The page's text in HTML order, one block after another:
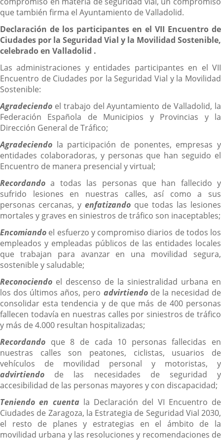
que también firma el Ayuntamiento de Valladolid.
Declaración de los participantes en el VII Encuentro de
Ciudades por la Seguridad Vial y la Movilidad Sostenible,
celebrado en Valladolid .
Las administraciones y entidades participantes en el VII
Encuentro de Ciudades por la Seguridad Vial y la Movilidad
Sostenible:
Agradeciendo el trabajo del Ayuntamiento de Valladolid, la
Federación Española de Municipios y Provincias y la
Dirección General de Tráfico;
Agradeciendo la participación de ponentes, empresas y
entidades colaboradoras, y personas que han seguido el
Encuentro de manera presencial y virtual;
Recordando a todas las personas que han fallecido y
sufrido lesiones en nuestras calles, así como a sus
personas cercanas, y enfatizando que todas las lesiones
mortales y graves en siniestros de tráfico son inaceptables;
Encomiando el esfuerzo y compromiso diarios de todos los
empleados y empleadas públicos de las entidades locales
que trabajan para avanzar en una movilidad segura,
sostenible y saludable;
Reconociendo el descenso de la siniestralidad urbana en
los dos últimos años, pero advirtiendode la necesidad de
consolidar esta tendencia y de que más de 400 personas
fallecen todavía en nuestras calles por siniestros de tráfico
y más de 4.000 resultan hospitalizadas;
Recordando que 8 de cada 10 personas fallecidas en
nuestras calles son peatones, ciclistas, usuarios de
vehículos de movilidad personal y motoristas, y
advirtiendo de las necesidades de seguridad y
accesibilidad de las personas mayores y con discapacidad;
Teniendo en cuenta la Declaración del VI Encuentro de
Ciudades de Zaragoza, la Estrategia de Seguridad Vial 2030,
el resto de planes y estrategias en el ámbito de la
movilidad urbana y las resoluciones y recomendaciones de